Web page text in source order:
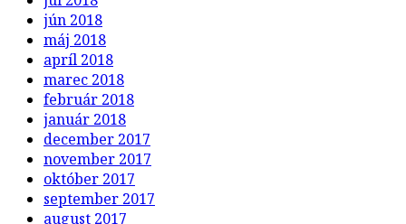
jún 2018
máj 2018
apríl 2018
marec 2018
február 2018
január 2018
december 2017
november 2017
október 2017
september 2017
august 2017